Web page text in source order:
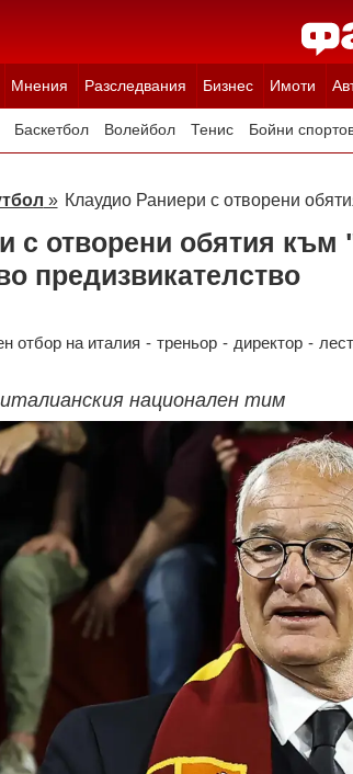
Мнения Разследвания Бизнес Имоти
Куизове
Баскетбол Волейбол Тенис Бойни
» Клаудио Раниери с отворени
с отворени обятия към
предизвикателство
отбор на италия - треньор - директор -
национален тим